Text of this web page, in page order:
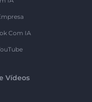
Com IA
Vídeos